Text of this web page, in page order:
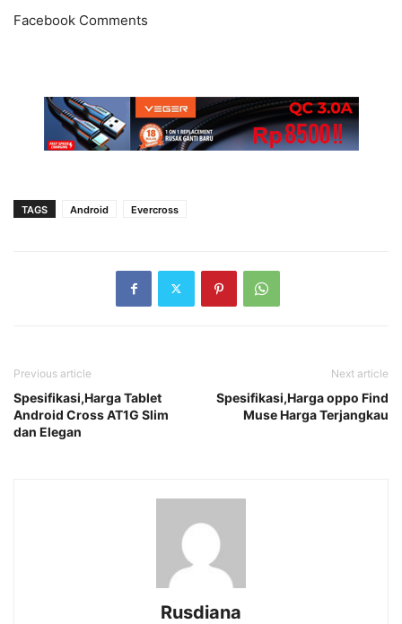
Facebook Comments
TAGS Android Evercross
Previous article
Spesifikasi,Harga Tablet
Android Cross AT1G Slim
dan Elegan
Next article
Spesifikasi,Harga oppo Find
Muse Harga Terjangkau
Rusdiana